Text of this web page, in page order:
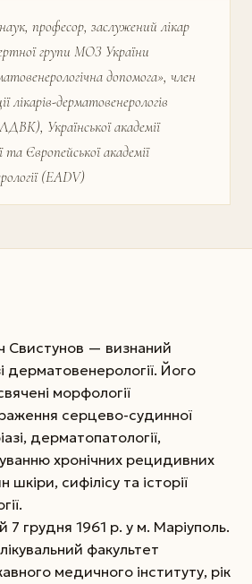
професор, заслужений лікар
групи МОЗ України
допомога», член
лікарів-дермато­венеро­логів
Української академії
та Європейської академії
(EADV)
Свистунов — визнаний
дерматовенерології. Його
морфології
серцево-судинної
дерматопатології,
хронічних рецидивних
шкіри, сифілісу та історії
грудня 1961 р. у м. Маріуполь.
факультет
медичного інституту, рік